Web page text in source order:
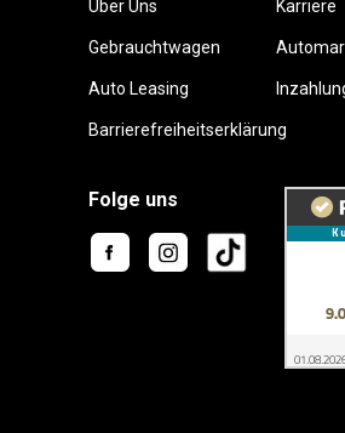
Über Uns Karriere
Gebrauchtwagen
Auto Leasing
Barrierefreiheitserklärung
Folge uns